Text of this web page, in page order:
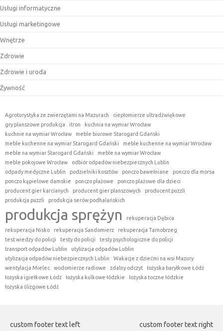
Usługi informatyczne
Usługi marketingowe
Wnętrze
Zdrowie
Zdrowie i uroda
Żywność
Agroturystyka ze zwierzętami na Mazurach
ciepłomierze ultradźwiękowe
gry planszowe produkcja
itron
kuchnia na wymiar Wrocław
kuchnie na wymiar Wrocław
meble biurowe Starogard Gdański
meble kuchenne na wymiar Starogard Gdański
meble kuchenne na wymiar Wrocław
meble na wymiar Starogard Gdański
meble na wymiar Wrocław
meble pokojowe Wrocław
odbiór odpadów niebezpiecznych Lublin
odpady medyczne Lublin
podzielniki kosztów ponczo bawełniane
ponczo dla morsa
ponczo kąpielowe damskie
ponczo plażowe
ponczo plażowe dla dzieci
producent gier karcianych
producent gier planszowych
producent puzzli
produkcja puzzli
produkcja serów podhalańskich
produkcja sprężyn
rekuperacja Dębica
rekuperacja Nisko
rekuperacja Sandomierz
rekuperacja Tarnobrzeg
test wiedzy do policji
testy do policji
testy psychologiczne do policji
transport odpadów Lublin
utylizacja odpadów Lublin
utylizacja odpadów niebezpiecznych Lublin
Wakacje z dziećmi na wsi Mazury
wentylacja Mielec
wodomierze radiowe zdalny odczyt
łożyska baryłkowe Łódź
łożyska igiełkowe Łódź
łożyska kulkowe łódzkie
łożyska toczne łódzkie
łożyska ślizgowe Łódź
custom footer text left custom footer text right